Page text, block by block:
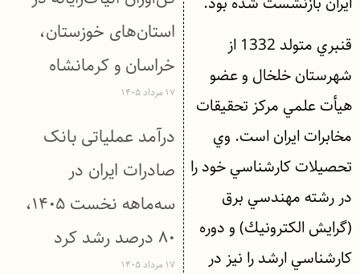
قنبري متولد 1332 از
شهرستان خلخال و عضو
هيأت علمي مركز تحقيقات
مخابرات ايران است. وي
تحصيلات كارشناسي خود را
در رشته مهندسي برق
(گرايش الكترونيك) و دوره
كارشناسي ارشد را نيز در
استان‌های خوزستان،
خراسان و کرمانشاه
۱۷ مرداد ۱۴۰۵
درآمد عملیاتی بانک
صادرات ایران در
سه‌ماهه نخست ۱۴۰۵،
۸۰ درصد رشد کرد
۱۷ مرداد ۱۴۰۵